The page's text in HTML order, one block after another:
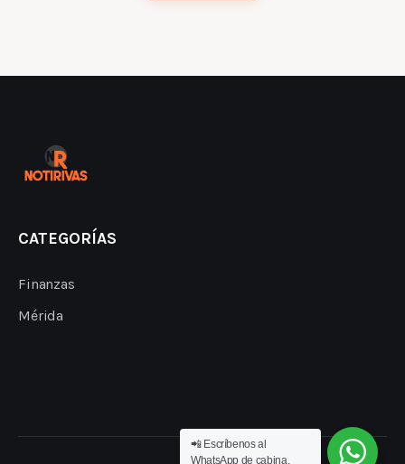
CATEGORÍAS
Finanzas
Mérida
📲 Escríbenos al
WhatsApp de cabina.